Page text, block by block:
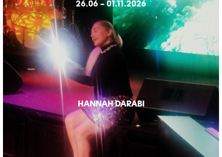
26.06 – 01.11.2026
HANNAH DARABI